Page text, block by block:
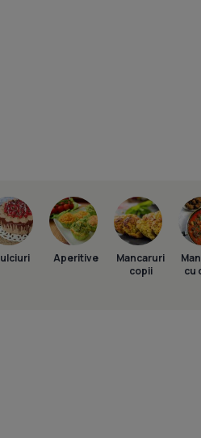
Aperitive
Mancaruri
copii
cu